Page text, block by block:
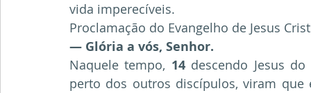
vida imperecíveis.
Proclamação do Evangelho de Jesus
— Glória a vós, Senhor.
Naquele tempo, 14 descendo Jesus do
perto dos outros discípulos, viram